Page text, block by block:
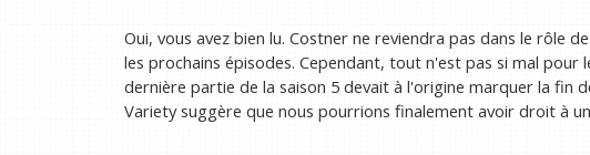
Oui, vous avez bien lu. Costner ne reviendra pas dans le rôle
les prochains épisodes. Cependant, tout n'est pas si mal pour
dernière partie de la saison 5 devait à l'origine marquer la fin
Variety suggère que nous pourrions finalement avoir droit à